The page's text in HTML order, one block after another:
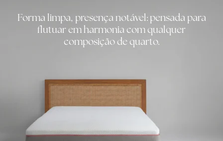
Forma limpa, presença notável: pensada para
flutuar em harmonia com qualquer
composição de quarto.